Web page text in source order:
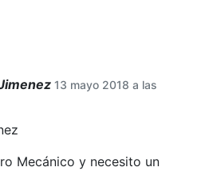
13 mayo 2018 a las
Mecánico y necesito un